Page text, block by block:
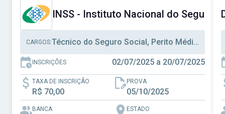
INSS - Instituto Nacional do Seguro
CARGOS: Técnico do Seguro Social, Perito Médico Previdenciário, Analista Seguro Social
INSCRIÇÕES 02/07/2025 a 20/07/2025
TAXA DE INSCRIÇÃO
R$ 70,00
PROVA
05/10/2025
BANCA ESTADO